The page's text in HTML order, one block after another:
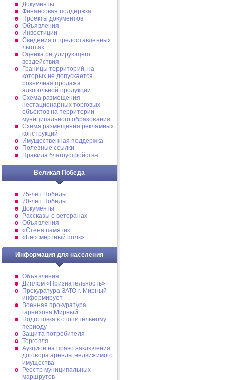
Документы
Финансовая поддержка
Проекты документов
Объявления
Инвестиции
Сведения о предоставленных
льготах
Оценка регулирующего
воздействия
Границы территорий, на
которых не допускается
розничная продажа
алкогольной продукции
Схема размещения
нестационарных торговых
объектов на территории
муниципального образования
Схема размещения рекламных
конструкций
Имущественная поддержка
Полезные ссылки
Правила благоустройства
Великая Победа
75-лет Победы
70-лет Победы
Документы
Рассказы о ветеранах
Объявления
«Стена памяти»
«Бессмертный полк»
Информация для населения
Объявления
Диплом «Признательность»
Прокуратура ЗАТО г. Мирный
информирует
Военная прокуратура
гарнизона Мирный
Подготовка к отопительному
периоду
Защита потребителя
Торговля
Аукцион на право заключения
договора аренды недвижимого
имущества
Реестр муниципальных
маршрутов